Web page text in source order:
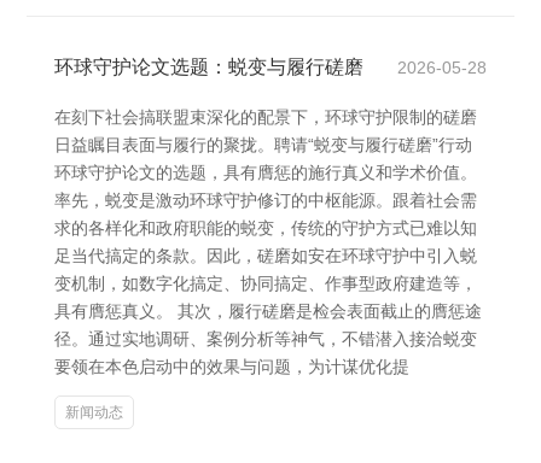
环球守护论文选题：蜕变与履行磋磨 2026-05-28
在刻下社会搞联盟束深化的配景下，环球守护限制的磋磨
日益瞩目表面与履行的聚拢。聘请“蜕变与履行磋磨”行动
环球守护论文的选题，具有膺惩的施行真义和学术价值。
率先，蜕变是激动环球守护修订的中枢能源。跟着社会需
求的各样化和政府职能的蜕变，传统的守护方式已难以知
足当代搞定的条款。因此，磋磨如安在环球守护中引入蜕
变机制，如数字化搞定、协同搞定、作事型政府建造等，
具有膺惩真义。 其次，履行磋磨是检会表面截止的膺惩途
径。通过实地调研、案例分析等神气，不错潜入接洽蜕变
要领在本色启动中的效果与问题，为计谋优化提
新闻动态